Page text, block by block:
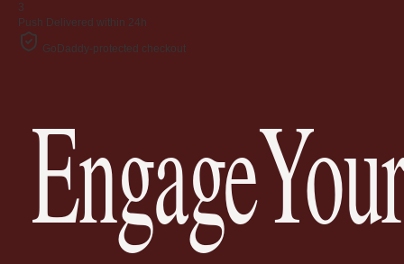
3
Push Delivered within 24h
GoDaddy-protected checkout